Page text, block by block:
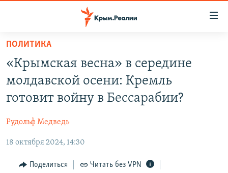
Вернуться
основному
содержанию
главной
навигации
Вернутся
поиску
СПЕЦПРОЕКТЫ
11 ЛЕТ ОККУПАЦИИ КРЫМА. 11 ИСТОРИЙ СОПРОТИВЛЕНИЯ
ЕЩЕ
ИНТЕРАКТИВ
ИНФОГРАФИКА
РАДІО СВОБОДА
КАК ОБОЙТИ БЛОКИРОВКУ
ПОЛИТИКА
«Крымская весна» в середине
молдавской осени: Кремль
готовит войну в Бессарабии?
Рудольф Медведь
18 октября 2024, 14:30
Поделиться Читать без VPN